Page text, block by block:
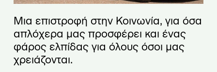
Μια επιστροφή στην Κοινωνία, για όσα
απλόχερα μας προσφέρει και ένας
φάρος ελπίδας για όλους όσοι μας
χρειάζονται.